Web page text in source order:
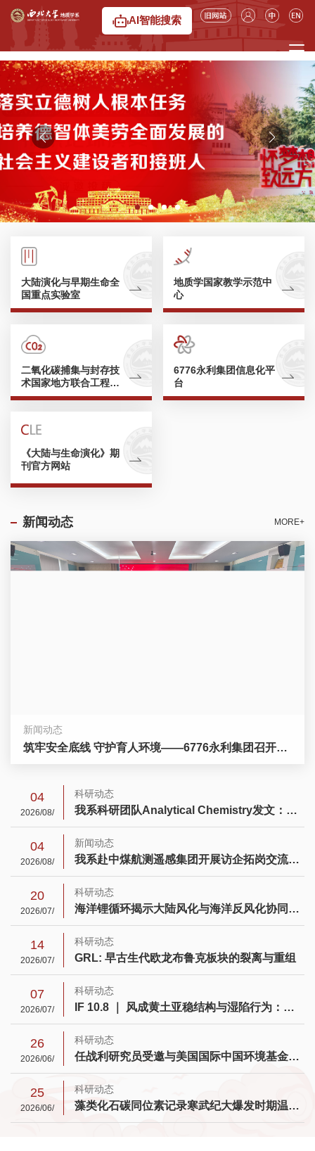
6776永利集团
AI智能搜索
大陆演化与早期生命全
国重点实验室
地质学国家教学示范中
心
二氧化碳捕集与封存技
术国家地方联合工程研
究中心
6776永利集团信息化平
台
《大陆与生命演化》期
刊官方网站
新闻动态 MORE+
新闻动态
筑牢安全底线 守护育人环境——6776永利集团召开安全稳定工作部署会
06/010
04
2026/08/
科研动态
我系科研团队Analytical Chemistry发文：高精度锡石原位锡同位素分析有了新“标尺”
04
2026/08/
新闻动态
我系赴中煤航测遥感集团开展访企拓岗交流活动
20
2026/07/
科研动态
海洋锂循环揭示大陆风化与海洋反风化协同调控新生代全球气候变冷
14
2026/07/
科研动态
GRL: 早古生代欧龙布鲁克板块的裂离与重组
07
2026/07/
科研动态
IF 10.8 ｜ 风成黄土亚稳结构与湿陷行为：解码多尺度孔隙拓扑的渗流密码，重塑湿陷性黄土的水力控制机制
26
2026/06/
科研动态
任战利研究员受邀与美国国际中国环境基金会就地热能源问题进行交流
25
2026/06/
科研动态
藻类化石碳同位素记录寒武纪大爆发时期温室-超温室-温室三阶段气候变化模式